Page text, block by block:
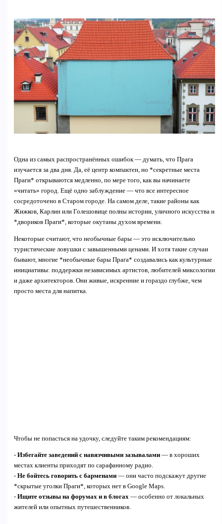
Одна из самых распространённых ошибок — думать, что Прага
изучается за два дня. Да, её центр компактен, но *секретные места
Праги* открываются медленно, по мере того, как вы начинаете
«читать» город. Ещё одно заблуждение — что все интересное
сосредоточено в Старом городе. На самом деле, такие районы как
Жижков, Карлин или Голешовице полны истории, уличного искусства и
*двориков Праги*, которые окутаны духом времени.
Некоторые считают, что необычные бары — это исключительно
туристические ловушки с завышенными ценами. И хотя такие случаи
бывают, многие *необычные бары Прага* создавались как культурные
инициативы: поддержки независимых артистов, любителей миксологии
и даже архитекторов. Они живые, искренние и гораздо глубже, чем
просто места для напитка.
Чтобы не попасться на удочку, следуйте таким рекомендациям:
- Избегайте заведений с навязчивыми зазывалами— в хороших
местах клиенты приходят по сарафанному радио.
- Не бойтесь говорить с барменами— они часто подскажут другие
*скрытые уголки Праги*, которых нет в Google Maps.
- Ищите отзывы на форумах и в блогах— особенно от локальных
жителей или опытных путешественников.